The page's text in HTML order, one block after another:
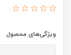
ویژگی‌های محصول